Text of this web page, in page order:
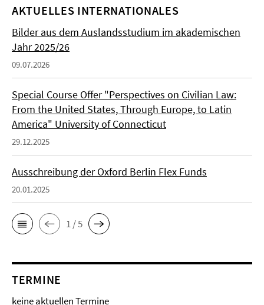
AKTUELLES INTERNATIONALES
Bilder aus dem Auslandsstudium im akademischen
Jahr 2025/26
09.07.2026
Special Course Offer "Perspectives on Civilian Law:
From the United States, Through Europe, to Latin
America" University of Connecticut
29.12.2025
Ausschreibung der Oxford Berlin Flex Funds
20.01.2025
1 / 5
TERMINE
keine aktuellen Termine